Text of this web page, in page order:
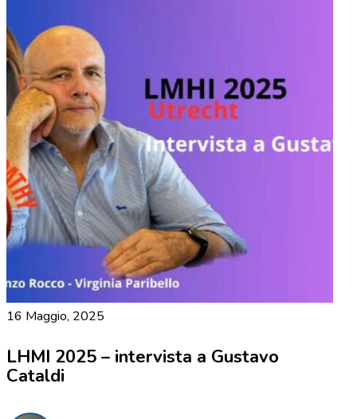
16 Maggio, 2025
LHMI 2025 – intervista a Gustavo
Cataldi